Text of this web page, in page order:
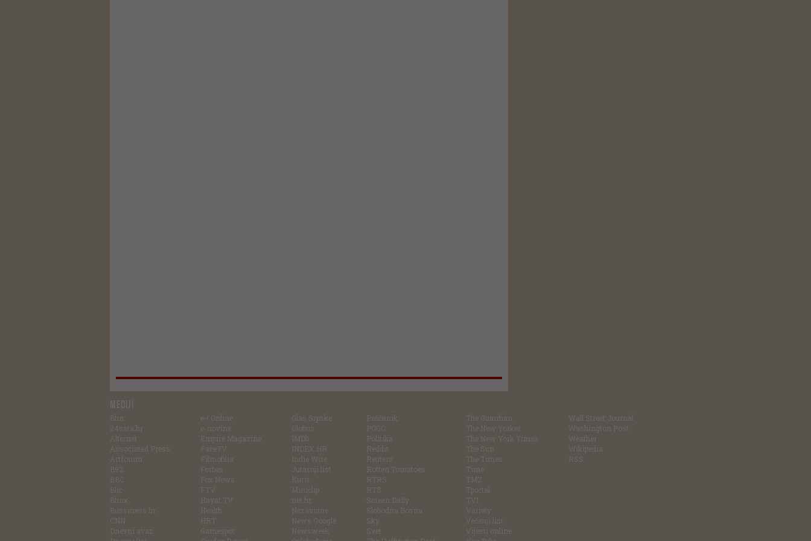
MEDIJI
Blin
24sata.hr
Alternet
Associated Press
Artforum
B92
BBC
Blic
Blinx
Bussiness.hr
CNN
Dnevni avaz
e-! Online
e-novine
Empire Magazine
FaceTV
Filmofilia
Forbes
Fox News
FTV
Hayat TV
Health
HRT
Gamespot
Glas Srpske
Globus
IMDb
INDEX.HR
Indie Wire
Jutarnji list
Kurir
Miniclip
net.hr
Nezavisne
News Google
Newsweek
Pešćanik
POGO
Politika
Reddit
Reuters
Rotten Tomatoes
RTRS
RTS
Screen Daily
Slobodna Bosna
Sky
Svet
The Guardian
The New Yorker
The New York Times
The Sun
The Times
Time
TMZ
Tportal
TV1
Variety
Večenji list
Vijesti online
Wall Street Journal
Washington Post
Weather
Wikipedia
RSS